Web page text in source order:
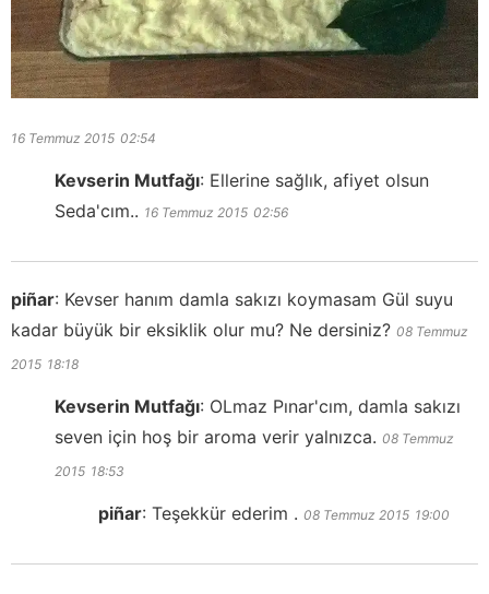
16 Temmuz 2015 02:54
Kevserin Mutfağı: Ellerine sağlık, afiyet olsun
Seda'cım.. 16 Temmuz 2015 02:56
piñar: Kevser hanım damla sakızı koymasam Gül suyu
kadar büyük bir eksiklik olur mu? Ne dersiniz? 08 Temmuz
2015 18:18
Kevserin Mutfağı: OLmaz Pınar'cım, damla sakızı
seven için hoş bir aroma verir yalnızca. 08 Temmuz
2015 18:53
piñar: Teşekkür ederim . 08 Temmuz 2015 19:00